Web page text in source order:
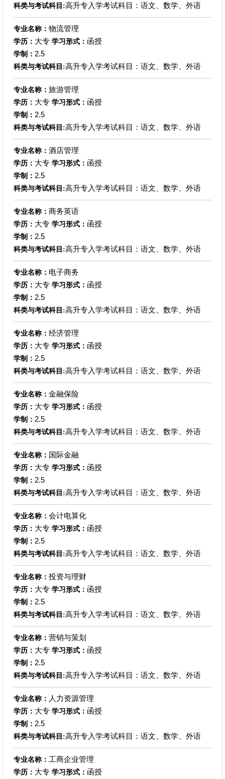
科类与考试科目:高升专入学考试科目：语文、数学、外语
专业名称： 物流管理
学历： 大专 学习形式： 函授
学制： 2.5
科类与考试科目:高升专入学考试科目：语文、数学、外语
专业名称： 旅游管理
学历： 大专 学习形式： 函授
学制： 2.5
科类与考试科目:高升专入学考试科目：语文、数学、外语
专业名称： 酒店管理
学历： 大专 学习形式： 函授
学制： 2.5
科类与考试科目:高升专入学考试科目：语文、数学、外语
专业名称： 商务英语
学历： 大专 学习形式： 函授
学制： 2.5
科类与考试科目:高升专入学考试科目：语文、数学、外语
专业名称： 电子商务
学历： 大专 学习形式： 函授
学制： 2.5
科类与考试科目:高升专入学考试科目：语文、数学、外语
专业名称： 经济管理
学历： 大专 学习形式： 函授
学制： 2.5
科类与考试科目:高升专入学考试科目：语文、数学、外语
专业名称： 金融保险
学历： 大专 学习形式： 函授
学制： 2.5
科类与考试科目:高升专入学考试科目：语文、数学、外语
专业名称： 国际金融
学历： 大专 学习形式： 函授
学制： 2.5
科类与考试科目:高升专入学考试科目：语文、数学、外语
专业名称： 会计电算化
学历： 大专 学习形式： 函授
学制： 2.5
科类与考试科目:高升专入学考试科目：语文、数学、外语
专业名称： 投资与理财
学历： 大专 学习形式： 函授
学制： 2.5
科类与考试科目:高升专入学考试科目：语文、数学、外语
专业名称： 营销与策划
学历： 大专 学习形式： 函授
学制： 2.5
科类与考试科目:高升专入学考试科目：语文、数学、外语
专业名称： 人力资源管理
学历： 大专 学习形式： 函授
学制： 2.5
科类与考试科目:高升专入学考试科目：语文、数学、外语
专业名称： 工商企业管理
学历： 大专 学习形式： 函授